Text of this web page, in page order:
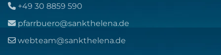
 +49 30 8859 590
 pfarrbuero@sankthelena.de
 webteam@sankthelena.de